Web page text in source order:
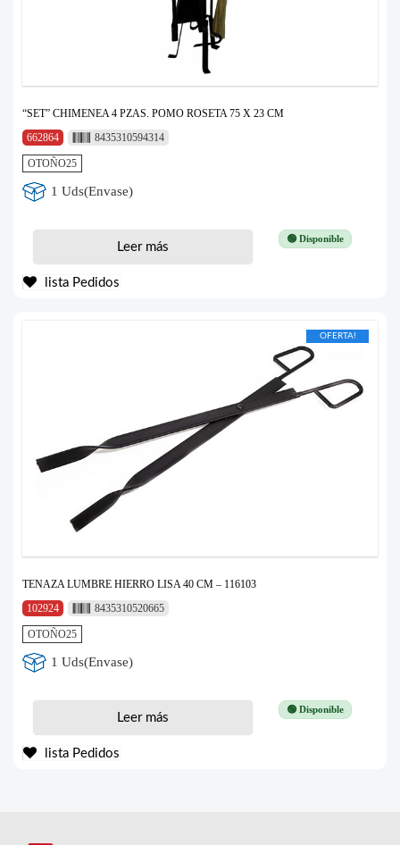
“SET” CHIMENEA 4 PZAS. POMO ROSETA 75 X 23 CM
662864
8435310594314
OTOÑO25
1 Uds(Envase)
🟢 Disponible
Leer más
lista Pedidos
OFERTA!
TENAZA LUMBRE HIERRO LISA 40 CM – 116103
102924
8435310520665
OTOÑO25
1 Uds(Envase)
🟢 Disponible
Leer más
lista Pedidos